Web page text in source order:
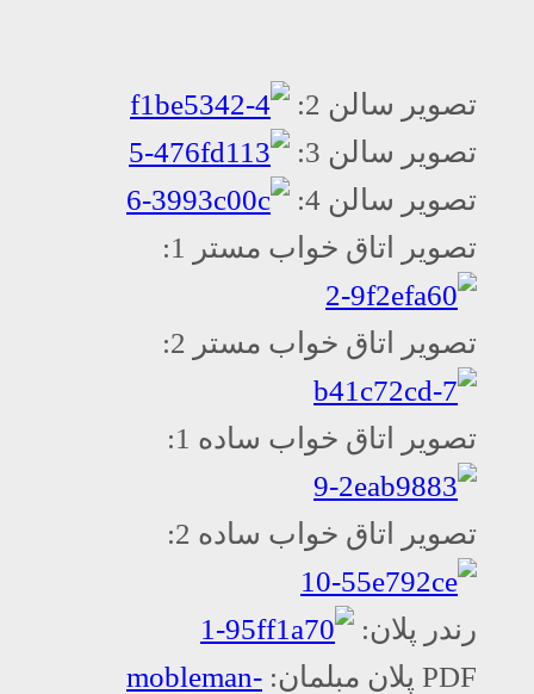
تصویر سالن 2:
تصویر سالن 3:
تصویر سالن 4:
تصویر اتاق خواب مستر 1:
تصویر اتاق خواب مستر 2:
تصویر اتاق خواب ساده 1:
تصویر اتاق خواب ساده 2:
رندر پلان:
PDF پلان مبلمان:
mobleman-